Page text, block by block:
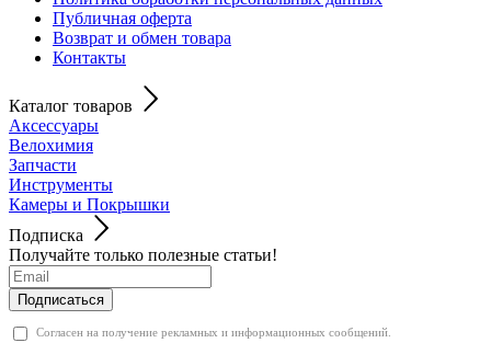
Публичная оферта
Возврат и обмен товара
Контакты
Каталог товаров
Аксессуары
Велохимия
Запчасти
Инструменты
Камеры и Покрышки
Подписка
Получайте только полезные статьи!
Подписаться
Согласен на получение рекламных и информационных сообщений.